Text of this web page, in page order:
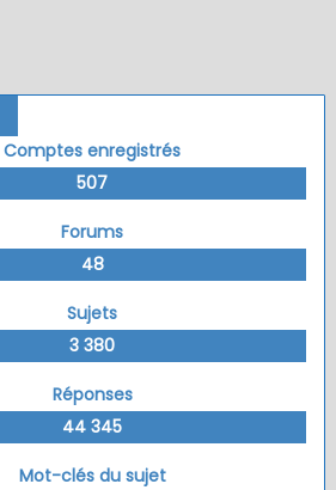
Comptes enregistrés
507
Forums
48
Sujets
3 380
Réponses
44 345
Mot-clés du sujet